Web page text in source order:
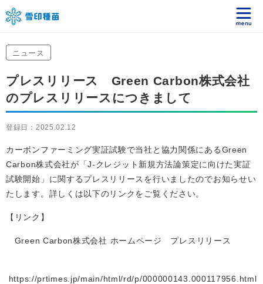
ニュース
プレスリリース Green Carbon株式会社
のプレスリリースにつきまして
登録日：2025.02.12
カーボンファーミング実証試験で当社と協力関係にあるGreen
Carbon株式会社が「J-クレジット新規方法論策定に向けた実証
試験開始」に関するプレスリリースを行いましたのでお知らせい
たします。詳しくは以下のリンクをご覧ください。
【リンク】
Green Carbon株式会社 ホームページ プレスリリース
https://prtimes.jp/main/html/rd/p/000000143.000117956.html